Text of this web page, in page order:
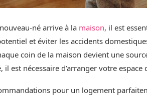
né arrive à la maison, il est
et éviter les accidents
coin de la maison devient une
il est nécessaire d’arranger votre
pour un logement